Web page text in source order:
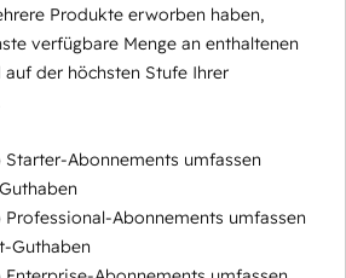
Produkte erworben haben,
verfügbare Menge an enthaltenen
der höchsten Stufe Ihrer
Abonnements umfassen
Abonnements umfassen
Guthaben